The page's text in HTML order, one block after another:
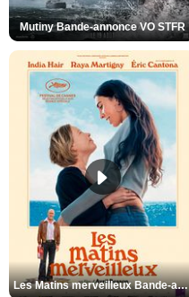
Mutiny Bande-annonce VO STFR
Les Matins merveilleux Bande-annonce VF